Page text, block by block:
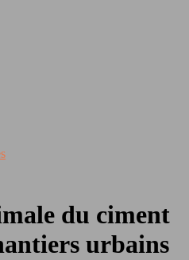
du ciment
urbains